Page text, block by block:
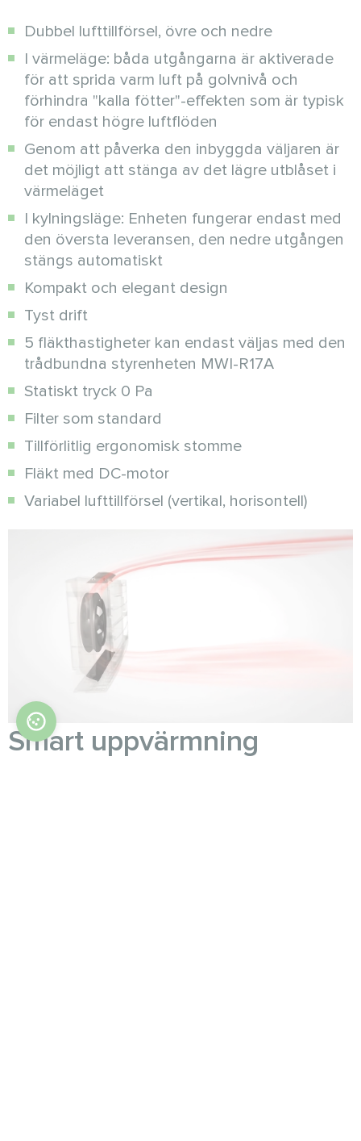
Dubbel lufttillförsel, övre och nedre
I värmeläge: båda utgångarna är aktiverade
för att sprida varm luft på golvnivå och
förhindra "kalla fötter"-effekten som är typisk
för endast högre luftflöden
Genom att påverka den inbyggda väljaren är
det möjligt att stänga av det lägre utblåset i
värmeläget
I kylningsläge: Enheten fungerar endast med
den översta leveransen, den nedre utgången
stängs automatiskt
Kompakt och elegant design
Tyst drift
5 fläkthastigheter kan endast väljas med den
trådbundna styrenheten MWI-R17A
Statiskt tryck 0 Pa
Filter som standard
Tillförlitlig ergonomisk stomme
Fläkt med DC-motor
Variabel lufttillförsel (vertikal, horisontell)
Smart uppvärmning